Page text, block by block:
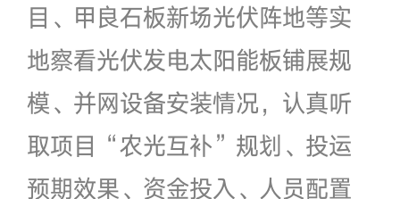
目、甲良石板新场光伏阵地等实
地察看光伏发电太阳能板铺展规
模、并网设备安装情况，认真听
取项目“农光互补”规划、投运
预期效果、资金投入、人员配置